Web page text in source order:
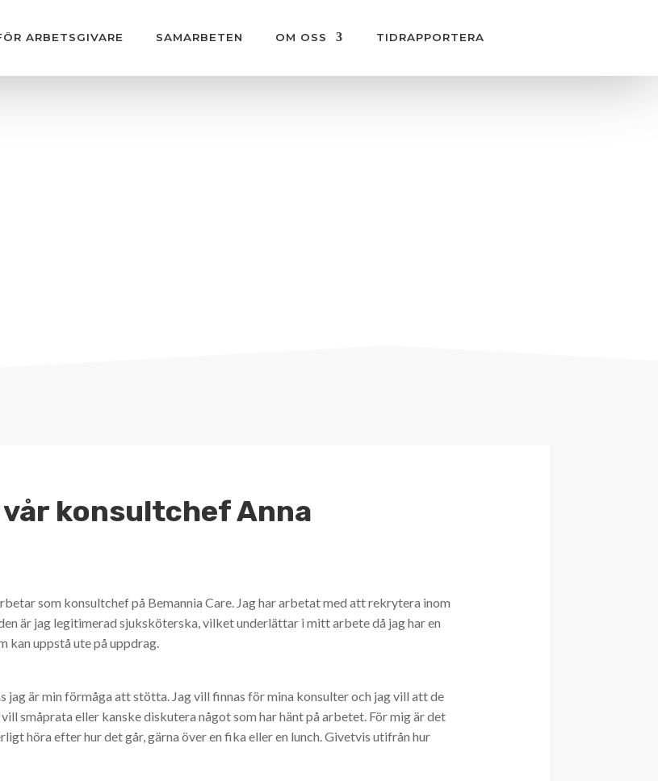
ARBETSGIVARE SAMARBETEN OM OSS TIDRAPPORTERA
konsultchef Anna
som konsultchef på Bemannia Care. Jag har arbetat med att rekrytera inom
är jag legitimerad sjuksköterska, vilket underlättar i mitt arbete då jag har en
kan uppstå ute på uppdrag.
jag är min förmåga att stötta. Jag vill finnas för mina konsulter och jag vill att de
småprata eller kanske diskutera något som har hänt på arbetet. För mig är det
höra efter hur det går, gärna över en fika eller en lunch. Givetvis utifrån hur